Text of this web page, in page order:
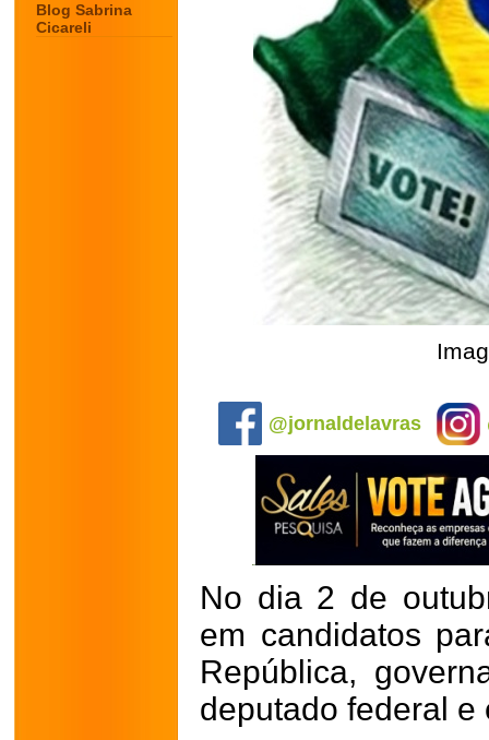
Blog Sabrina
Cicareli
@jornaldelavras
No dia 2 de
em candidatos
República,
deputado federal e